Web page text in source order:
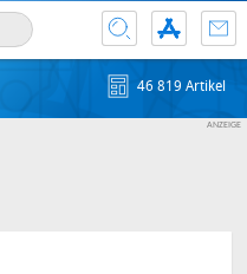
46 819 Artikel